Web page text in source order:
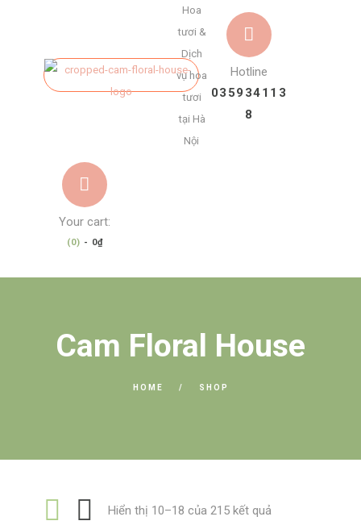
Hoa
tươi &
Dịch
vụ hoa
tươi
tại Hà
Nội
Hotline
035934113
8
Your cart:
(0) - 0₫
Cam Floral House
HOME SHOP
Hiển thị 10–18 của 215 kết quảĐã